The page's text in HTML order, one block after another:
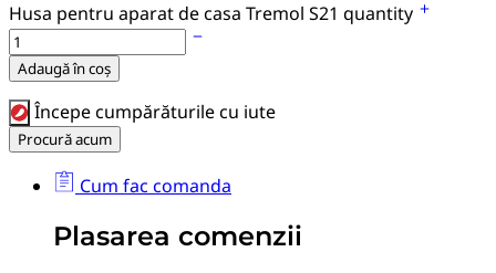
Husa pentru aparat de casa Tremol S21 quantity
Adaugă în coș
Începe cumpărăturile cu iute
Procură acum
Cum fac comanda
Plasarea comenzii